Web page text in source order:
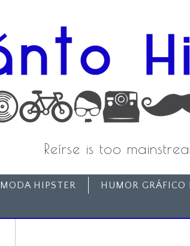
Reírse is too
MODA HIPSTER HUMOR GRÁFICO